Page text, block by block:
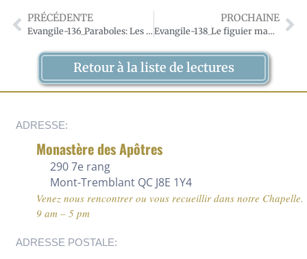
PRÉCÉDENTE
Evangile-136_Paraboles: Les deux fils-Les vignerons homicides
PROCHAINE
Evangile-138_Le figuier maudit-Le denier de César
Retour à la liste de lectures
ADRESSE:
Monastère des Apôtres
290 7e rang
Mont-Tremblant QC J8E 1Y4
Venez nous rencontrer ou vous recueillir dans notre Chapelle.
9 am – 5 pm
ADRESSE POSTALE: